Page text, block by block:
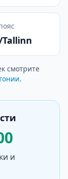
смотрите
.
и